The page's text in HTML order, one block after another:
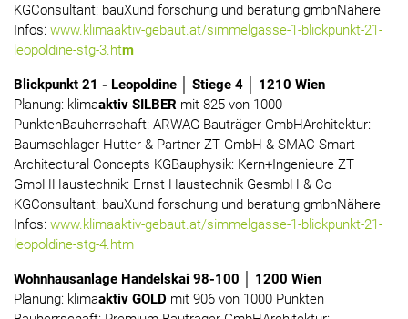
KGConsultant: bauXund forschung und beratung gmbhNähere
Infos: www.klimaaktiv-gebaut.at/simmelgasse-1-blickpunkt-21-
leopoldine-stg-3.htm
B lickpunkt 21 - Leopoldine │ Stiege 4 │ 1210 Wien
Planung: klimaaktiv SILBER mit 825 von 1000
PunktenBauherrschaft: ARWAG Bauträger GmbHArchitektur:
Baumschlager Hutter & Partner ZT GmbH & SMAC Smart
Architectural Concepts KGBauphysik: Kern+Ingenieure ZT
GmbHHaustechnik: Ernst Haustechnik GesmbH & Co
KGConsultant: bauXund forschung und beratung gmbhNähere
Infos: www.klimaaktiv-gebaut.at/simmelgasse-1-blickpunkt-21-
leopoldine-stg-4.htm
Wohnhausanlage Handelskai 98-100 │ 1200 Wien
Planung: klimaaktiv GOLD mit 906 von 1000 Punkten